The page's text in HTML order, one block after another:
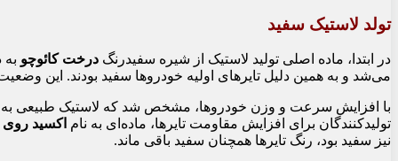
تولد لاستیک سفید
در ابتدا، ماده اصلی تولید لاستیک از شیره سفیدرنگ درخت کائوچو
می‌شد و به همین دلیل تایرهای اولیه خودروها سفید بودند. این
با افزایش سرعت و وزن خودروها، مشخص شد که لاستیک طبیعی به
تولیدکنندگان برای افزایش مقاومت تایرها، ماده‌ای به نام اکسید روی
نیز سفید بود، رنگ تایرها همچنان سفید باقی ماند.